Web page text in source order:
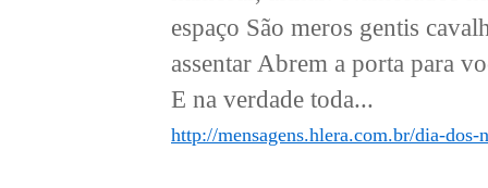
espaço São meros gentis
assentar Abrem a porta para
E na verdade toda...
http://mensagens.hlera.com.br/dia-dos-